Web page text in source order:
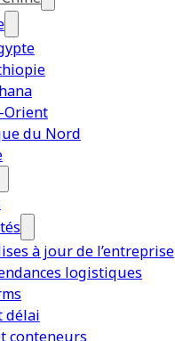
Orient
du Nord
à jour de l’entreprise
logistiques
délai
conteneurs